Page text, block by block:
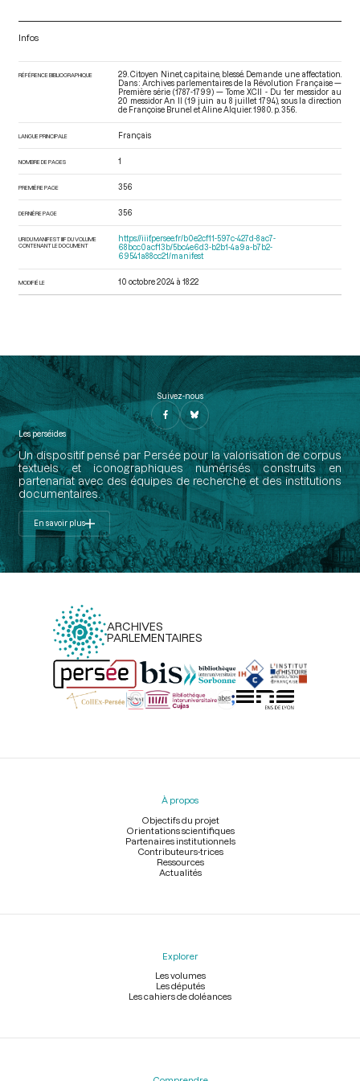
Infos
RÉFÉRENCE BIBLIOGRAPHIQUE
29. Citoyen Ninet, capitaine, blessé. Demande une affectation.
Dans : Archives parlementaires de la Révolution Française —
Première série (1787-1799) — Tome XCII - Du 1er messidor au
20 messidor An II (19 juin au 8 juillet 1794), sous la direction
de Françoise Brunel et Aline Alquier. 1980. p. 356.
LANGUE PRINCIPALE Français
NOMBRE DE PAGES 1
PREMIÈRE PAGE 356
DERNIÈRE PAGE 356
URI DU MANIFEST IIIF DU VOLUME
CONTENANT LE DOCUMENT
https://iiif.persee.fr/b0e2cf11-597c-427d-8ac7-
68bcc0acf13b/5bc4e6d3-b2b1-4a9a-b7b2-
69541a88cc21/manifest
MODIFIÉ LE 10 octobre 2024 à 18:22
Suivez-nous
Les perséides
Un dispositif pensé par Persée pour la valorisation de corpus
textuels et iconographiques numérisés construits en
partenariat avec des équipes de recherche et des institutions
documentaires.
En savoir plus
ARCHIVES
PARLEMENTAIRES
Menu
À propos
Objectifs du projet
Orientations scientifiques
Partenaires institutionnels
Contributeurs-trices
Ressources
Actualités
Explorer
Les volumes
Les députés
Les cahiers de doléances